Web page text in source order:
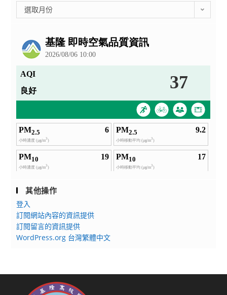
整
選取月份
其他操作
登入
訂閱網站內容的資訊提供
訂閱留言的資訊提供
WordPress.org 台灣繁體中文